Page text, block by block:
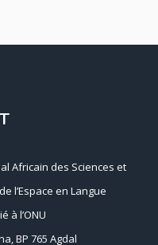
Africain des Sciences et
l’Espace en Langue
à l’ONU
BP 765 Agdal